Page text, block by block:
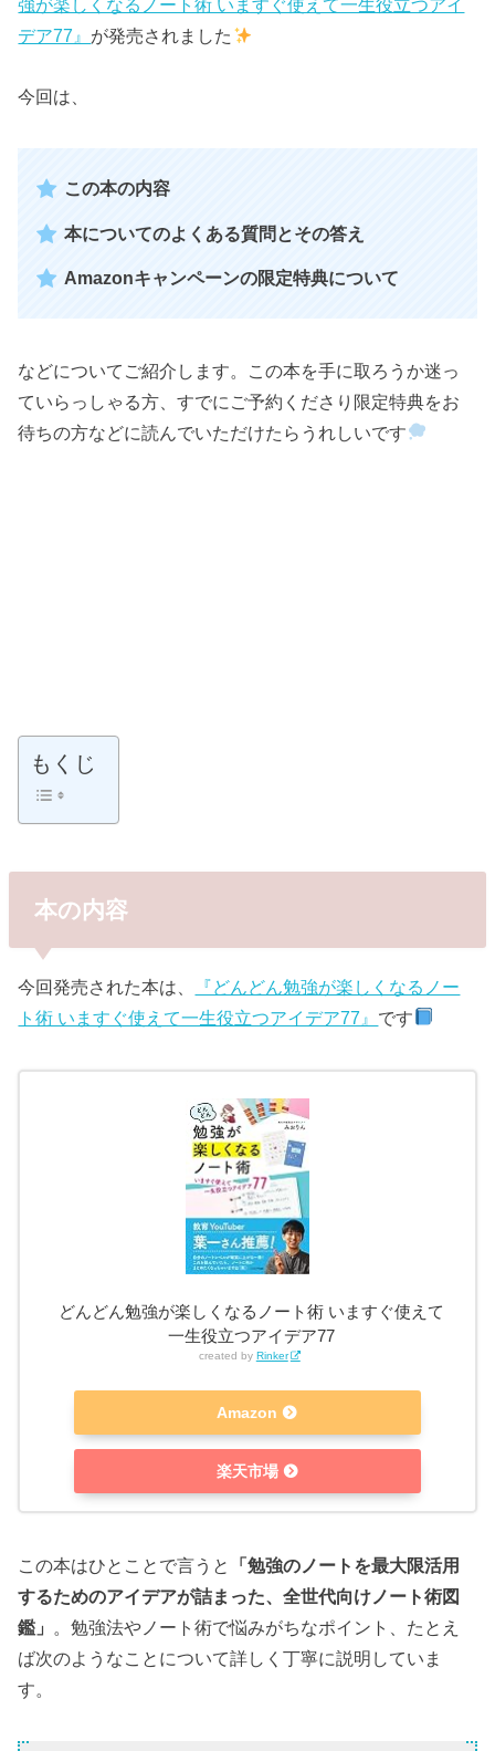
強が楽しくなるノート術 いますぐ使えて一生役立つアイ
デア77』 が発売されました
今回は、
この本の内容
本についてのよくある質問とその答え
Amazonキャンペーンの限定特典について
などについてご紹介します。この本を手に取ろうか迷っ
ていらっしゃる方、すでにご予約くださり限定特典をお
待ちの方などに読んでいただけたらうれしいです
もくじ
本の内容
今回発売された本は、
『どんどん勉強が楽しくなるノー
ト術 いますぐ使えて一生役立つアイデア77』 です
どんどん勉強が楽しくなるノート術 いますぐ使えて
一生役立つアイデア77
created by Rinker
Amazon
楽天市場
この本はひとことで言うと
「勉強のノートを最大限活用
するためのアイデアが詰まった、全世代向けノート術図
鑑」 。勉強法やノート術で悩みがちなポイント、たとえ
ば次のようなことについて詳しく丁寧に説明していま
す。